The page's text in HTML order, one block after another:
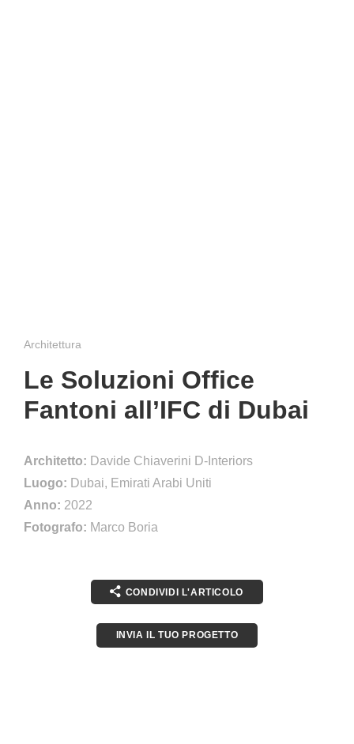
Architettura
Le Soluzioni Office
Fantoni all’IFC di Dubai
Architetto: Davide Chiaverini D-Interiors
Luogo: Dubai, Emirati Arabi Uniti
Anno: 2022
Fotografo: Marco Boria
CONDIVIDI L'ARTICOLO
INVIA IL TUO PROGETTO